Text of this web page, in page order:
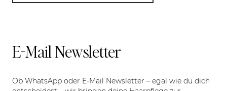
E-Mail Newsletter
Ob WhatsApp oder E-Mail Newsletter – egal wie du dich